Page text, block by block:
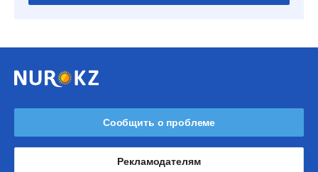
Сообщить о проблеме
Рекламодателям